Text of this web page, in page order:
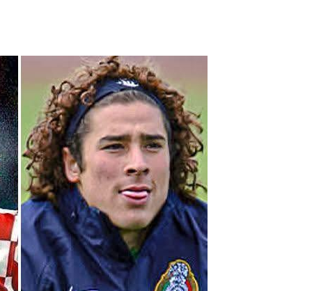
Ινφαντίνο
06.08.2026 | 10:36
FIFA:
Παραδέχεται
λάθη του
Ινφαντίνο, τον
στηρίζει και
ξεκαθαρίζει…
«δεν θα
δεχθούμε καμία
επίθεση»
06.08.2026 | 08:39